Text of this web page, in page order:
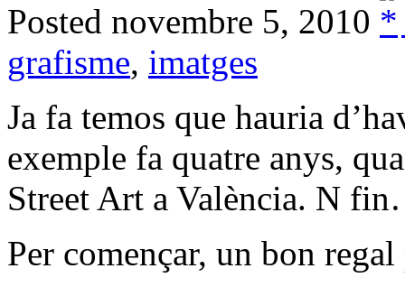
Posted novembre 5, 2010
grafisme, imatges
Ja fa temos que hauria
exemple fa quatre anys,
Street Art a València. N
Per començar, un bon